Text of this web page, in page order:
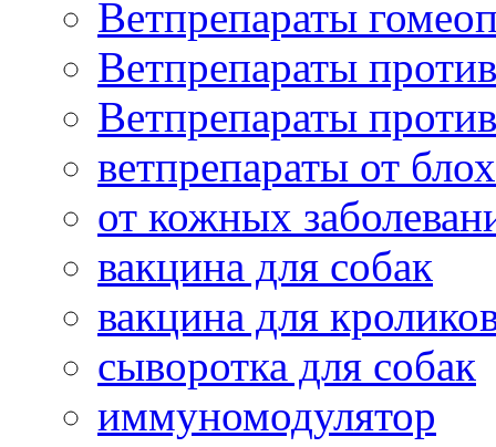
Ветпрепараты
Ветпрепараты
Ветпрепараты
ветпрепараты от
от кожных
вакцина для собак
вакцина для
сыворотка для собак
иммуномодулятор